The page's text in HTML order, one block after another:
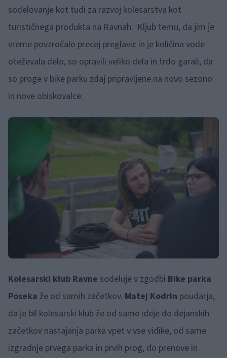
sodelovanje kot tudi za razvoj kolesarstva kot
turističnega produkta na Ravnah. Kljub temu, da jim je
vreme povzročalo precej preglavic in je količina vode
oteževala delo, so opravili veliko dela in trdo garali, da
so proge v bike parku zdaj pripravljene na novo sezono
in nove obiskovalce.
Kolesarski klub Ravne sodeluje v zgodbi Bike parka
Poseka že od samih začetkov. Matej Kodrin poudarja,
da je bil kolesarski klub že od same ideje do dejanskih
začetkov nastajanja parka vpet v vse vidike, od same
izgradnje prvega parka in prvih prog, do prenove in